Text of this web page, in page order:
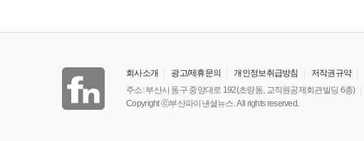
회사소개 광고/제휴문의 개인정보취급방침 저작권규약
주소: 부산시 동구 중앙대로 192(초량동, 교직원공제회관빌딩 6층)
Copyright ⓒ부산파이낸셜뉴스. All rights reserved.